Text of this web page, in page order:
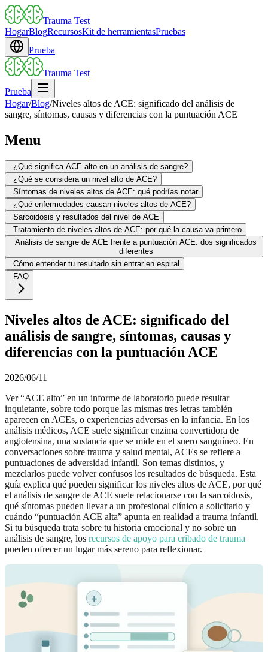
Trauma Test
HogarBlogRecursosKit de herramientasPruebas
Prueba
Trauma Test
Prueba
Hogar/Blog/Niveles altos de ACE: significado del análisis de
sangre, síntomas, causas y diferencias con la puntuación ACE
Menu
¿Qué significa ACE alto en un análisis de sangre?
¿Qué se considera un nivel alto de ACE?
Síntomas de niveles altos de ACE: qué podrías notar
¿Qué enfermedades causan niveles altos de ACE?
Sarcoidosis y resultados del nivel de ACE
Tratamiento de niveles altos de ACE: por qué la causa va primero
Análisis de sangre de ACE frente a puntuación ACE: dos significados
diferentes
Cómo entender tu resultado sin entrar en espiral
FAQ
Niveles altos de ACE: significado del
análisis de sangre, síntomas, causas y
diferencias con la puntuación ACE
2026/06/11
Ver “ACE alto” en un informe de laboratorio puede resultar
inquietante, sobre todo porque las mismas tres letras también
aparecen en ACEs, o experiencias adversas en la infancia. En los
análisis médicos, ACE suele significar enzima convertidora de
angiotensina, una sustancia que se mide en el suero sanguíneo. En
conversaciones sobre trauma y salud mental, ACEs se refiere a
puntuaciones de adversidad infantil. Son temas distintos, y
mezclarlos puede volver confusos los resultados de búsqueda. Esta
guía explica qué pueden significar los niveles altos de ACE, por qué
el análisis de sangre de ACE suele relacionarse con la sarcoidosis,
qué síntomas pueden llevar a un profesional clínico a solicitarlo y
cuándo “puntuación ACE alta” apunta en realidad a trauma infantil.
Si tu búsqueda trata sobre tu historia emocional y no sobre un
análisis de sangre, los recursos de apoyo para cribado de trauma
pueden ofrecer un lugar más sereno para reflexionar.